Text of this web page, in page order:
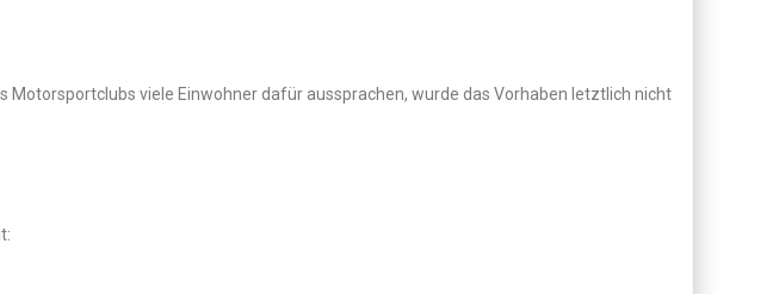
viele Einwohner dafür aussprachen, wurde das Vorhaben letztlich nicht